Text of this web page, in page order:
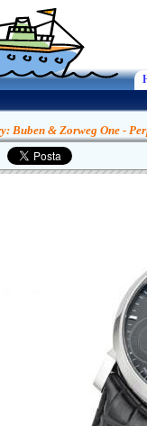
Buben & Zorweg One -